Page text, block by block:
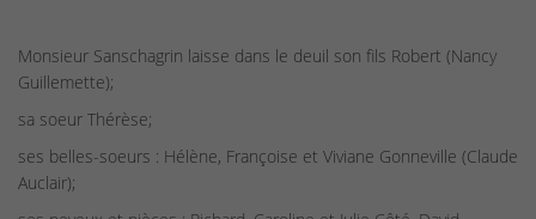
Monsieur Sanschagrin laisse dans le deuil son fils Robert (Nancy
Guillemette);
sa soeur Thérèse;
ses belles-soeurs : Hélène, Françoise et Viviane Gonneville (Claude
Auclair);